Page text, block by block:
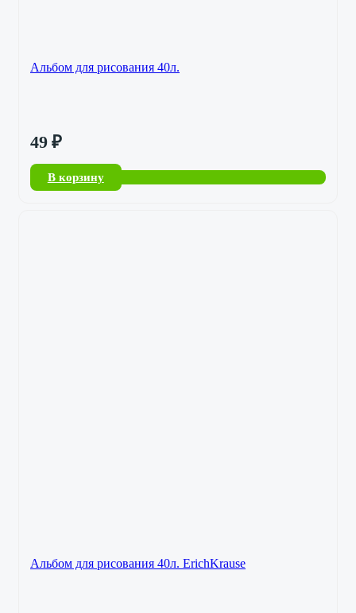
Альбом для рисования 40л.
49 ₽
В корзину
Альбом для рисования 40л. ErichKrause